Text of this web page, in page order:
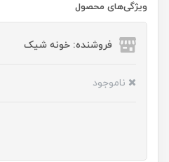
ویژگی‌های محصول
فروشنده: خونه شیک
ناموجود